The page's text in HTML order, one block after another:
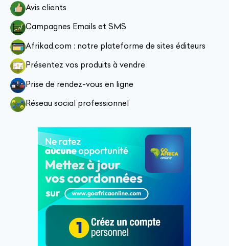
Avis clients
Campagnes Emails et SMS
Afrikad.com : notre plateforme de sites éditeurs
Présentez vos produits à vendre
Prise de rendez-vous en ligne
Réseau social professionnel